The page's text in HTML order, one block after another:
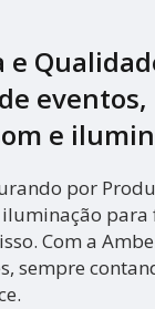
e
e
por
iluminação
Com a
sempre